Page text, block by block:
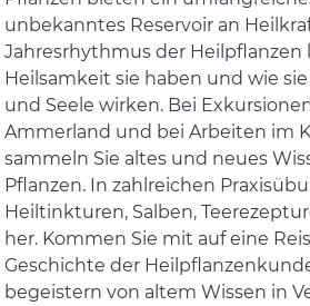
unbekanntes Reservoir an
Jahresrhythmus der Heilpflanzen
Heilsamkeit sie haben und wie sie
und Seele wirken. Bei
Ammerland und bei Arbeiten im
sammeln Sie altes und neues
Pflanzen. In zahlreichen
Heiltinkturen, Salben,
her. Kommen Sie mit auf eine
Geschichte der
begeistern von altem Wissen in